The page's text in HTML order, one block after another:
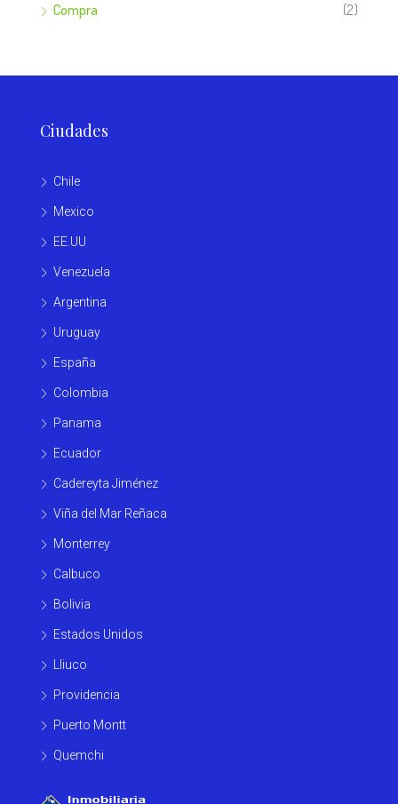
Compra (2)
Ciudades
Chile
Mexico
EE.UU
Venezuela
Argentina
Uruguay
España
Colombia
Panama
Ecuador
Cadereyta Jiménez
Viña del Mar Reñaca
Monterrey
Calbuco
Bolivia
Estados Unidos
Lliuco
Providencia
Puerto Montt
Quemchi